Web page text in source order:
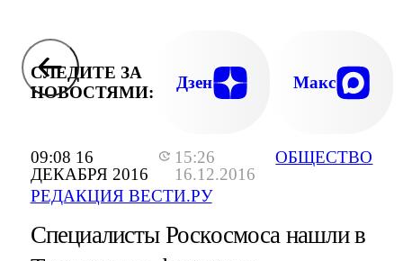
09:08 16
ДЕКАБРЯ 2016
15:26
16.12.2016
РЕДАКЦИЯ ВЕСТИ.РУ
ОБЩЕСТВО
СЛЕДИТЕ ЗА
НОВОСТЯМИ:
Дзен Макс
Специалисты Роскосмоса нашли в